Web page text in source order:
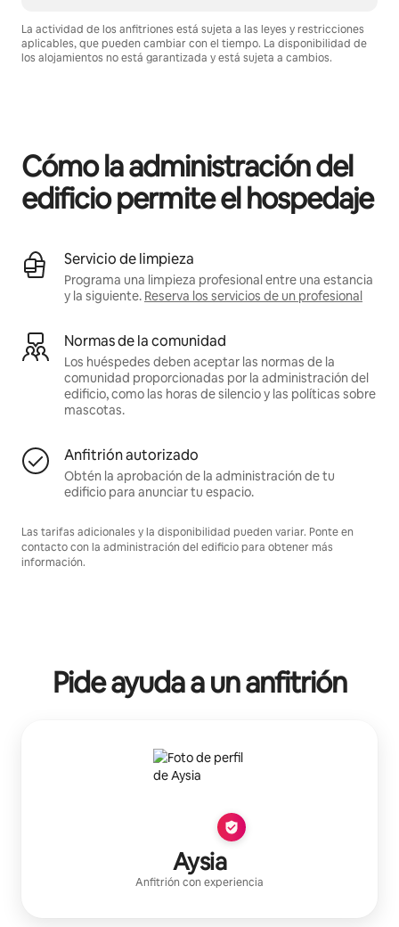
La actividad de los anfitriones está sujeta a las leyes y restricciones
aplicables, que pueden cambiar con el tiempo. La disponibilidad de
los alojamientos no está garantizada y está sujeta a cambios.
Cómo la administración del
edificio permite el hospedaje
Servicio de limpieza
Programa una limpieza profesional entre una estancia
y la siguiente. Reserva los servicios de un profesional
Normas de la comunidad
Los huéspedes deben aceptar las normas de la
comunidad proporcionadas por la administración del
edificio, como las horas de silencio y las políticas sobre
mascotas.
Anfitrión autorizado
Obtén la aprobación de la administración de tu
edificio para anunciar tu espacio.
Las tarifas adicionales y la disponibilidad pueden variar. Ponte en
contacto con la administración del edificio para obtener más
información.
Pide ayuda a un anfitrión
Aysia
Anfitrión con experiencia